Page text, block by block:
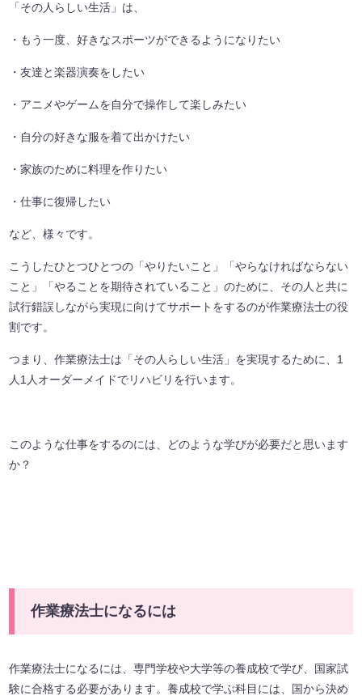
「その人らしい生活」は、
・もう一度、好きなスポーツができるようになりたい
・友達と楽器演奏をしたい
・アニメやゲームを自分で操作して楽しみたい
・自分の好きな服を着て出かけたい
・家族のために料理を作りたい
・仕事に復帰したい
など、様々です。
こうしたひとつひとつの「やりたいこと」「やらなければならない
こと」「やることを期待されていること」のために、その人と共に
試行錯誤しながら実現に向けてサポートをするのが作業療法士の役
割です。
つまり、作業療法士は「その人らしい生活」を実現するために、1
人1人オーダーメイドでリハビリを行います。
このような仕事をするのには、どのような学びが必要だと思います
か？
作業療法士になるには
作業療法士になるには、専門学校や大学等の養成校で学び、国家試
験に合格する必要があります。養成校で学ぶ科目には、国から決め